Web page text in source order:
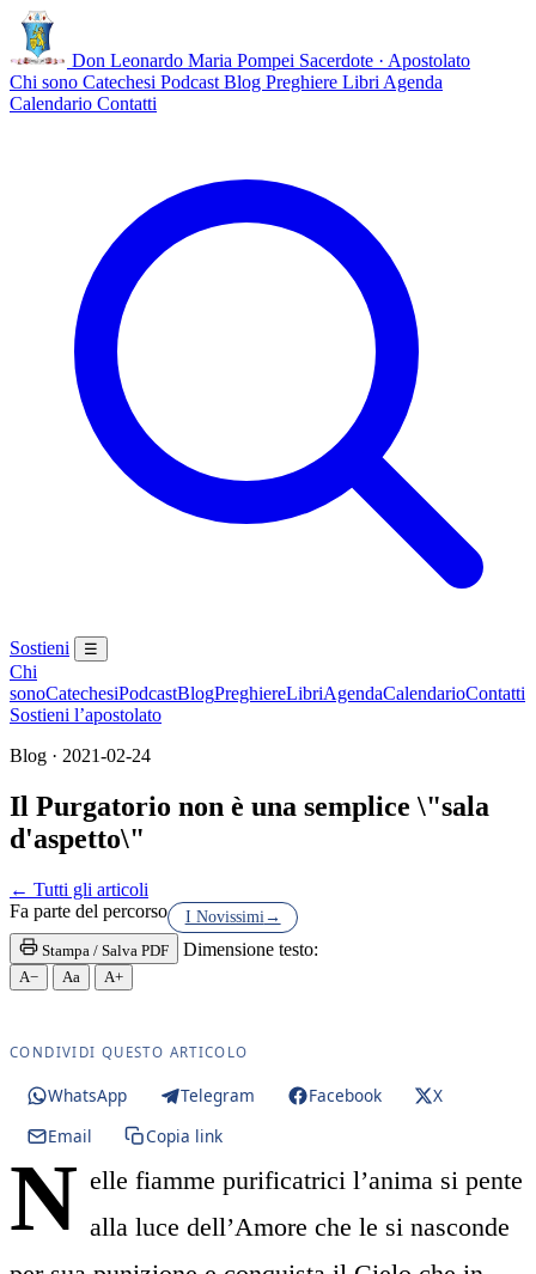
Don Leonardo Maria Pompei Sacerdote · Apostolato
Chi sono Catechesi Podcast Blog Preghiere Libri Agenda
Calendario Contatti
Sostieni ☰
Chi
sonoCatechesiPodcastBlogPreghiereLibriAgendaCalendarioContatti
Sostieni l’apostolato
Blog · 2021-02-24
Il Purgatorio non è una semplice \"sala
d'aspetto\"
← Tutti gli articoli
Fa parte del percorso
I Novissimi →
Stampa / Salva PDF
Dimensione testo:
A− Aa A+
CONDIVIDI QUESTO ARTICOLO
WhatsApp Telegram Facebook
X
Email
Copia link
N elle fiamme purificatrici l’anima si pente
alla luce dell’Amore che le si nasconde